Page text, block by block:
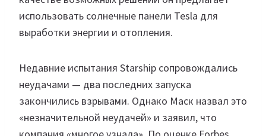
использовать солнечные панели Tesla для
выработки энергии и отопления.
Недавние испытания Starship сопровождались
неудачами — два последних запуска
закончились взрывами. Однако Маск назвал это
«незначительной неудачей» и заявил, что